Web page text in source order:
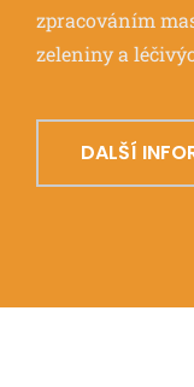
zpracováním
zeleniny a
DALŠÍ